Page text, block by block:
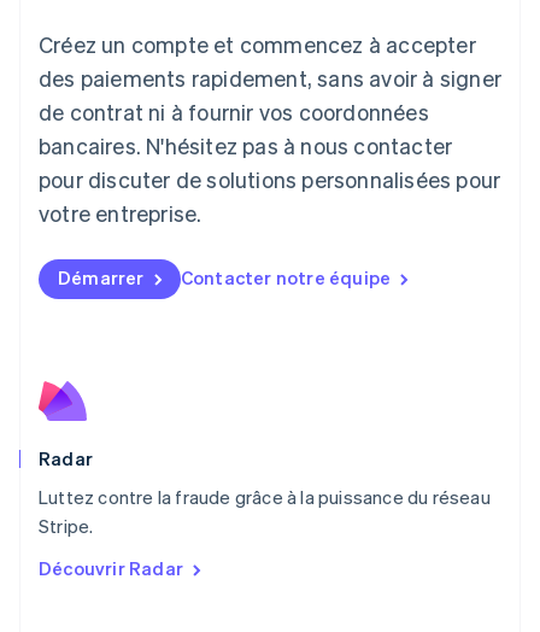
Créez un compte et commencez à accepter
des paiements rapidement, sans avoir à signer
de contrat ni à fournir vos coordonnées
bancaires. N'hésitez pas à nous contacter
pour discuter de solutions personnalisées pour
votre entreprise.
Démarrer Contacter notre équipe
Radar
Luttez contre la fraude grâce à la puissance du réseau
Stripe.
Découvrir Radar
English
Liechtenstein
Deutsch English
Lituanie
English
Luxembourg
FrançaisDeutschEnglish
Malaisie
Malte
English
Mexique
Nouvelle-Zélande
English
Pays-Bas
Pologne
English
PortuguêsEnglish